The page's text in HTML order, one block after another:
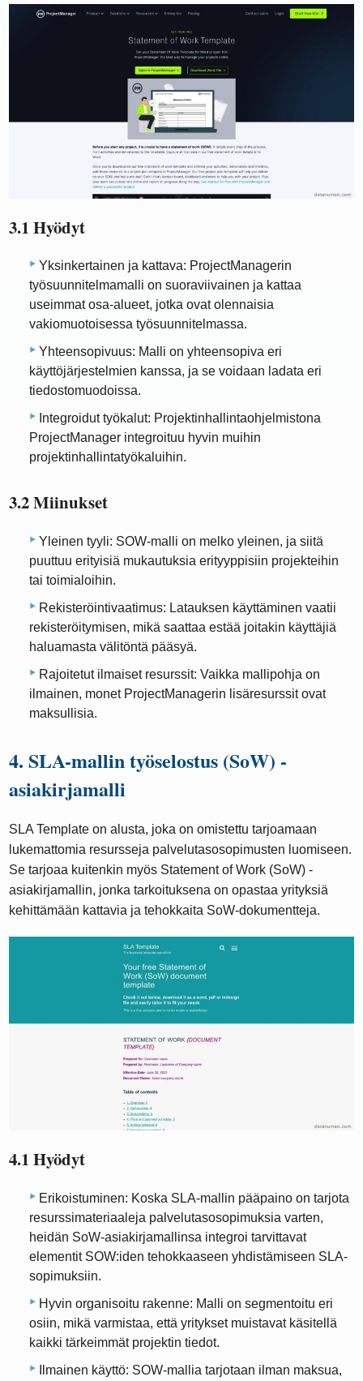
3.1 Hyödyt
Yksinkertainen ja kattava: ProjectManagerin
työsuunnitelmamalli on suoraviivainen ja kattaa
useimmat osa-alueet, jotka ovat olennaisia ​​
vakiomuotoisessa työsuunnitelmassa.
Yhteensopivuus: Malli on yhteensopiva eri
käyttöjärjestelmien kanssa, ja se voidaan ladata eri
tiedostomuodoissa.
Integroidut työkalut: Projektinhallintaohjelmistona
ProjectManager integroituu hyvin muihin
projektinhallintatyökaluihin.
3.2 Miinukset
Yleinen tyyli: SOW-malli on melko yleinen, ja siitä
puuttuu erityisiä mukautuksia erityyppisiin projekteihin
tai toimialoihin.
Rekisteröintivaatimus: Latauksen käyttäminen vaatii
rekisteröitymisen, mikä saattaa estää joitakin käyttäjiä
haluamasta välitöntä pääsyä.
Rajoitetut ilmaiset resurssit: Vaikka mallipohja on
ilmainen, monet ProjectManagerin lisäresurssit ovat
maksullisia.
4. SLA-mallin työselostus (SoW) -
asiakirjamalli
SLA Template on alusta, joka on omistettu tarjoamaan
lukemattomia resursseja palvelutasosopimusten luomiseen.
Se tarjoaa kuitenkin myös Statement of Work (SoW) -
asiakirjamallin, jonka tarkoituksena on opastaa yrityksiä
kehittämään kattavia ja tehokkaita SoW-dokumentteja.
4.1 Hyödyt
Erikoistuminen: Koska SLA-mallin pääpaino on tarjota
resurssimateriaaleja palvelutasosopimuksia varten,
heidän SoW-asiakirjamallinsa integroi tarvittavat
elementit SOW:iden tehokkaaseen yhdistämiseen SLA-
sopimuksiin.
Hyvin organisoitu rakenne: Malli on segmentoitu eri
osiin, mikä varmistaa, että yritykset muistavat käsitellä
kaikki tärkeimmät projektin tiedot.
Ilmainen käyttö: SOW-mallia tarjotaan ilman maksua,